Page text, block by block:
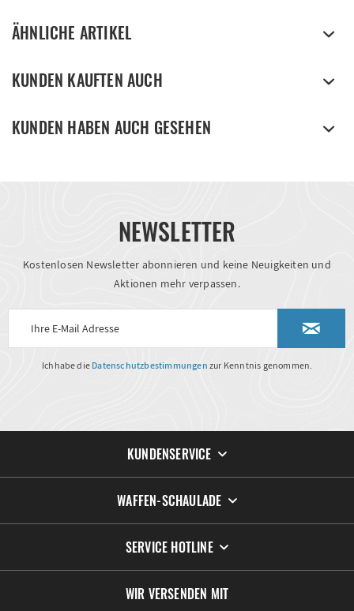
ÄHNLICHE ARTIKEL
KUNDEN KAUFTEN AUCH
KUNDEN HABEN AUCH GESEHEN
NEWSLETTER
Kostenlosen Newsletter abonnieren und keine Neuigkeiten und
Aktionen mehr verpassen.
Ich habe die Datenschutzbestimmungen zur Kenntnis genommen.
KUNDENSERVICE
WAFFEN-SCHAULADE
SERVICE HOTLINE
WIR VERSENDEN MIT